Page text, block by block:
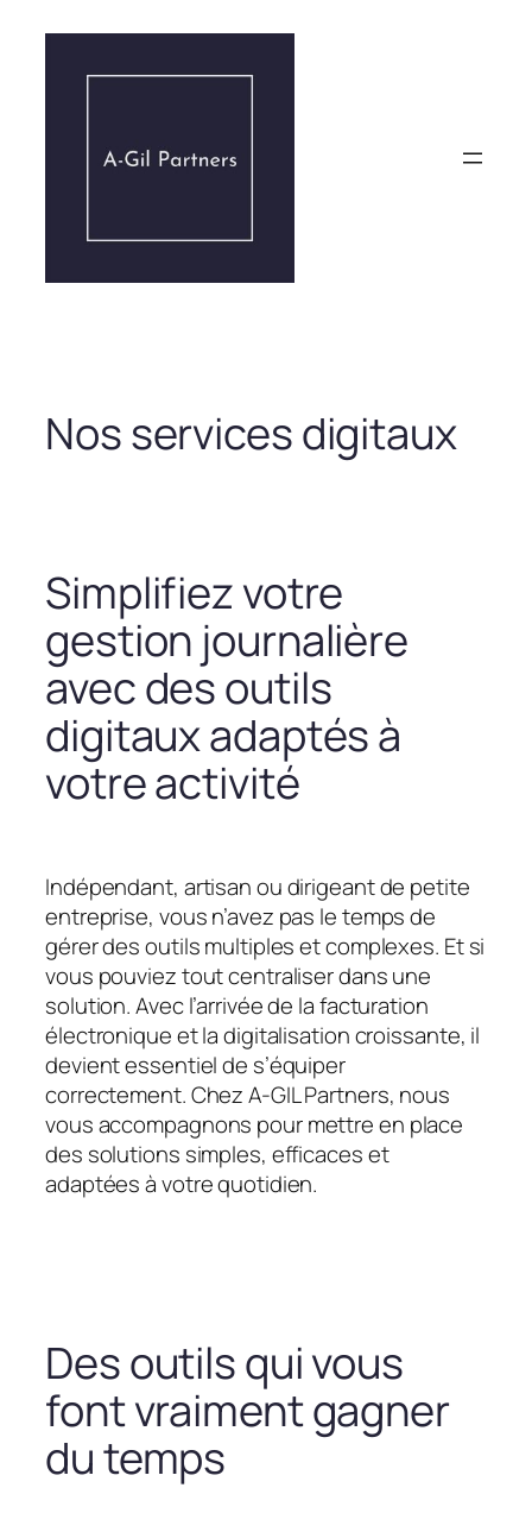
contenu
Nos services digitaux
Simplifiez votre
gestion journalière
avec des outils
digitaux adaptés à
votre activité
Indépendant, artisan ou dirigeant de petite
entreprise, vous n’avez pas le temps de
gérer des outils multiples et complexes. Et si
vous pouviez tout centraliser dans une
solution. Avec l’arrivée de la facturation
électronique et la digitalisation croissante, il
devient essentiel de s’équiper
correctement. Chez A-GIL Partners, nous
vous accompagnons pour mettre en place
des solutions simples, efficaces et
adaptées à votre quotidien.
Des outils qui vous
font vraiment gagner
du temps